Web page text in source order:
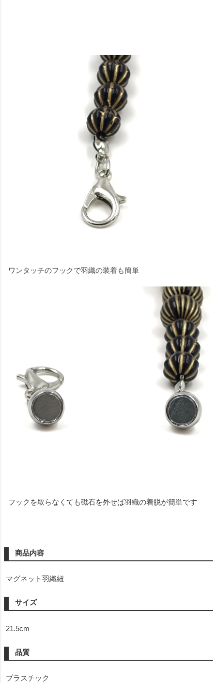
ワンタッチのフックで羽織の装着も簡単
フックを取らなくても磁石を外せば羽織の着脱が簡単です
商品内容
マグネット羽織紐
サイズ
21.5cm
品質
プラスチック